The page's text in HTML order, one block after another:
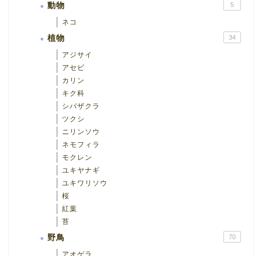
動物 5
ネコ
植物 34
アジサイ
アセビ
カリン
キク科
シバザクラ
ツクシ
ニリンソウ
ネモフィラ
モクレン
ユキヤナギ
ユキワリソウ
桜
紅葉
苔
野鳥 70
アオゲラ